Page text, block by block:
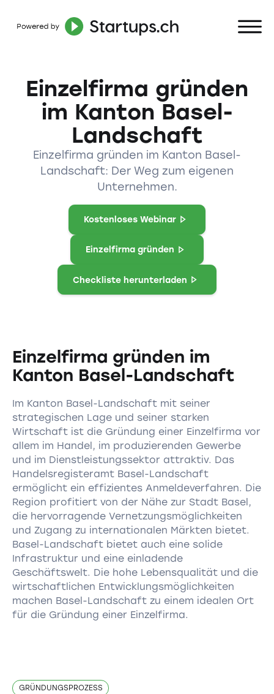
Einzelfirma gründen
im Kanton Basel-
Landschaft
Einzelfirma gründen im Kanton Basel-
Landschaft: Der Weg zum eigenen
Unternehmen.
Kostenloses Webinar
Einzelfirma gründen
Checkliste herunterladen
Einzelfirma gründen im
Kanton Basel-Landschaft
Im Kanton Basel-Landschaft mit seiner
strategischen Lage und seiner starken
Wirtschaft ist die Gründung einer Einzelfirma vor
allem im Handel, im produzierenden Gewerbe
und im Dienstleistungssektor attraktiv. Das
Handelsregisteramt Basel-Landschaft
ermöglicht ein effizientes Anmeldeverfahren. Die
Region profitiert von der Nähe zur Stadt Basel,
die hervorragende Vernetzungsmöglichkeiten
und Zugang zu internationalen Märkten bietet.
Basel-Landschaft bietet auch eine solide
Infrastruktur und eine einladende
Geschäftswelt. Die hohe Lebensqualität und die
wirtschaftlichen Entwicklungsmöglichkeiten
machen Basel-Landschaft zu einem idealen Ort
für die Gründung einer Einzelfirma.
GRÜNDUNGSPROZESS